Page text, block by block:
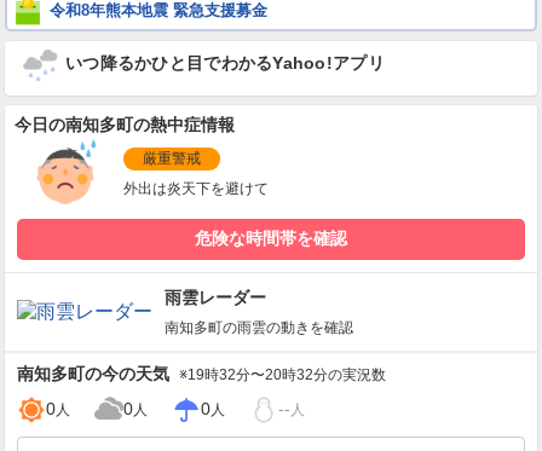
令和8年熊本地震 緊急支援募金
いつ降るかひと目でわかるYahoo!アプリ
今日の南知多町の熱中症情報
厳重警戒
外出は炎天下を避けて
危険な時間帯を確認
雨雲レーダー
南知多町の雨雲の動きを確認
南知多町の今の天気 ※19時32分〜20時32分の実況数
0人 0人 0人 -- 人